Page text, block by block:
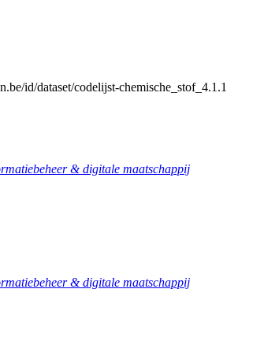
id/dataset/codelijst-chemische_stof_4.1.1
& digitale maatschappij
& digitale maatschappij